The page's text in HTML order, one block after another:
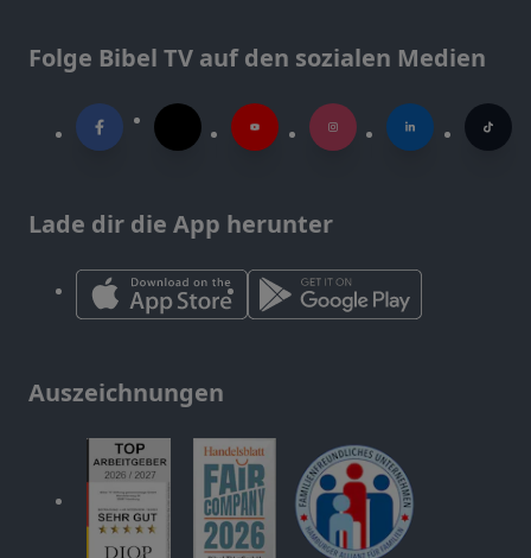
Folge Bibel TV auf den sozialen Medien
Lade dir die App herunter
Auszeichnungen